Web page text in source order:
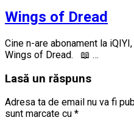
Wings of Dread
Cine n-are abonament la
Wings of Dread. 📖 …
Lasă un răspuns
Adresa ta de email nu va fi
sunt marcate cu *